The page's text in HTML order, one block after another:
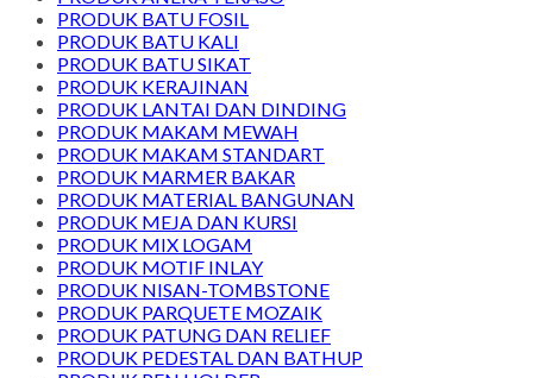
PRODUK BATU FOSIL
PRODUK BATU KALI
PRODUK BATU SIKAT
PRODUK KERAJINAN
PRODUK LANTAI DAN DINDING
PRODUK MAKAM MEWAH
PRODUK MAKAM STANDART
PRODUK MARMER BAKAR
PRODUK MATERIAL BANGUNAN
PRODUK MEJA DAN KURSI
PRODUK MIX LOGAM
PRODUK MOTIF INLAY
PRODUK NISAN-TOMBSTONE
PRODUK PARQUETE MOZAIK
PRODUK PATUNG DAN RELIEF
PRODUK PEDESTAL DAN BATHUP